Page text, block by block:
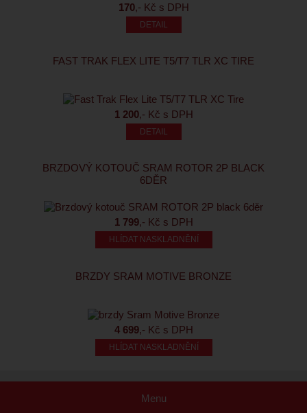
170,- Kč s DPH
FAST TRAK FLEX LITE T5/T7 TLR XC TIRE
1 200,- Kč s DPH
BRZDOVÝ KOTOUČ SRAM ROTOR 2P BLACK
6DĚR
1 799,- Kč s DPH
HLÍDAT NASKLADNĚNÍ
BRZDY SRAM MOTIVE BRONZE
4 699,- Kč s DPH
HLÍDAT NASKLADNĚNÍ
Menu